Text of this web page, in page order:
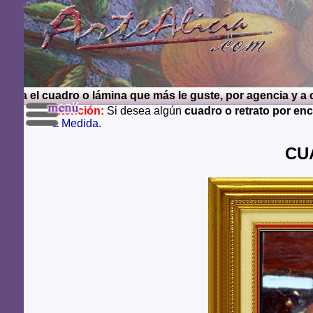
el cuadro o lámina que más le guste, por agencia y a
Atención: Si desea algún cuadro o retrato por
a Medida.